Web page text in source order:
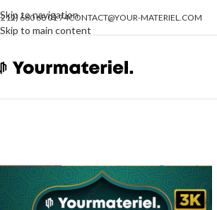
Skip to navigation
Skip to main content
660 68 01 74CONTACT@YOUR-MATERIEL.COM